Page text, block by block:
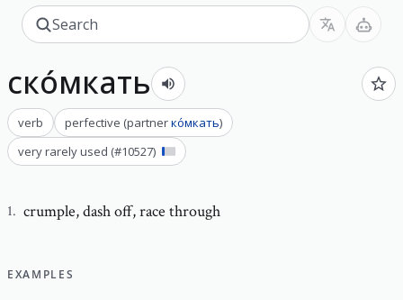
ско́мкать
verb perfective (partnerко́мкать)
very rarely used (#10527)
1. crumple,dash off, race through
EXAMPLES